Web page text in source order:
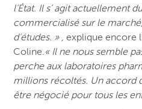
l’État. Il s’ agit actuellement
commercialisé sur le
d’études. » ,explique encore
Coline.« Il ne nous semble
perche aux laboratoires
millions récoltés. Un accord
être négocié pour tous les